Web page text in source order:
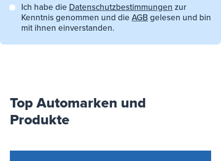
Ich habe die Datenschutzbestimmungen zur
Kenntnis genommen und die AGB gelesen und bin
mit ihnen einverstanden.
Top Automarken und
Produkte